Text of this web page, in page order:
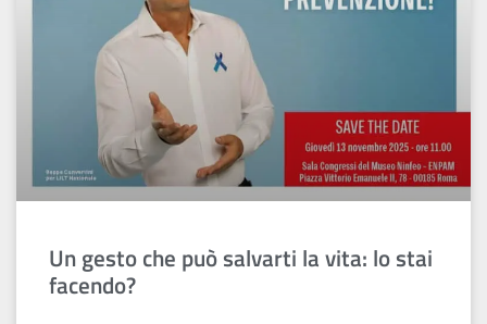
Un gesto che può salvarti la vita: lo stai
facendo?